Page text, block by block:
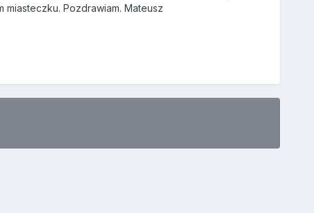
Pozdrawiam. Mateusz